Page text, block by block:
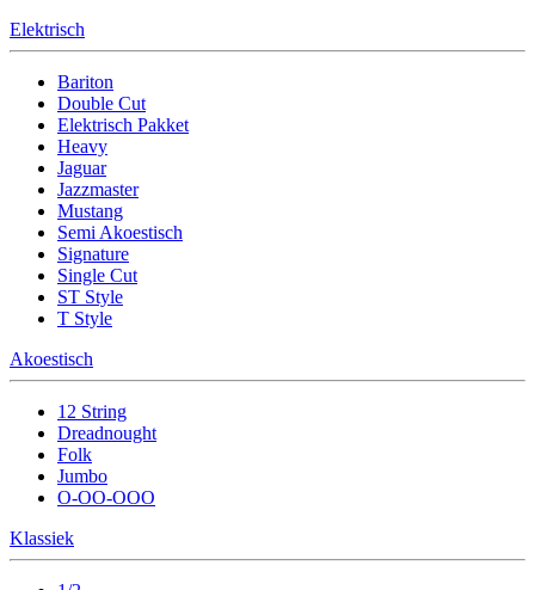
Elektrisch
Bariton
Double Cut
Elektrisch Pakket
Heavy
Jaguar
Jazzmaster
Mustang
Semi Akoestisch
Signature
Single Cut
ST Style
T Style
Akoestisch
12 String
Dreadnought
Folk
Jumbo
O-OO-OOO
Klassiek